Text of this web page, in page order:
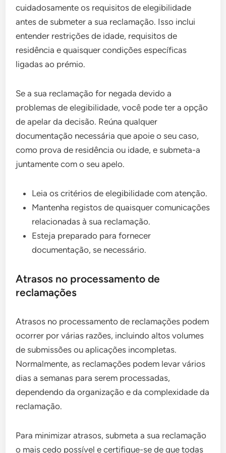
cuidadosamente os requisitos de elegibilidade
antes de submeter a sua reclamação. Isso inclui
entender restrições de idade, requisitos de
residência e quaisquer condições específicas
ligadas ao prémio.
Se a sua reclamação for negada devido a
problemas de elegibilidade, você pode ter a opção
de apelar da decisão. Reúna qualquer
documentação necessária que apoie o seu caso,
como prova de residência ou idade, e submeta-a
juntamente com o seu apelo.
Leia os critérios de elegibilidade com atenção.
Mantenha registos de quaisquer comunicações
relacionadas à sua reclamação.
Esteja preparado para fornecer
documentação, se necessário.
Atrasos no processamento de
reclamações
Atrasos no processamento de reclamações podem
ocorrer por várias razões, incluindo altos volumes
de submissões ou aplicações incompletas.
Normalmente, as reclamações podem levar vários
dias a semanas para serem processadas,
dependendo da organização e da complexidade da
reclamação.
Para minimizar atrasos, submeta a sua reclamação
o mais cedo possível e certifique-se de que todas